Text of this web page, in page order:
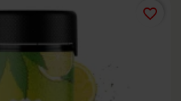
favorite_border